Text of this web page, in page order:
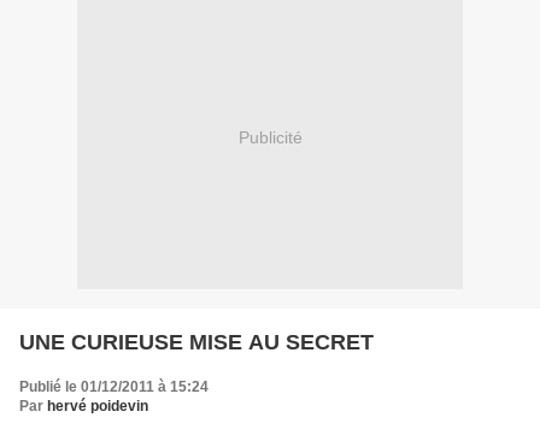
Publicité
UNE CURIEUSE MISE AU SECRET
Publié le 01/12/2011 à 15:24
Par hervé poidevin